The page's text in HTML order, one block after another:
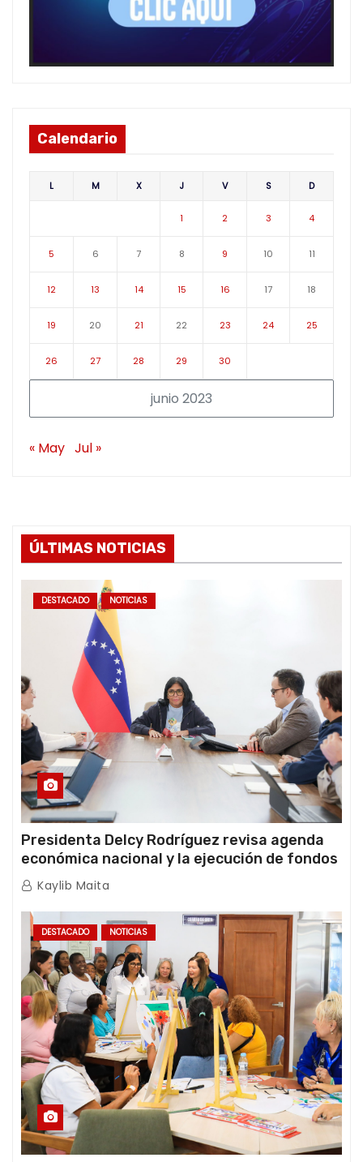
Calendario
junio 2023
L M X J V S D
1 2 3 4
5 6 7 8 9 10 11
12 13 14 15 16 17 18
19 20 21 22 23 24 25
26 27 28 29 30
« May Jul »
ÚLTIMAS NOTICIAS
DESTACADO NOTICIAS
Presidenta Delcy Rodríguez revisa agenda
económica nacional y la ejecución de fondos
de emergencia post-sismos
Kaylib Maita
DESTACADO NOTICIAS